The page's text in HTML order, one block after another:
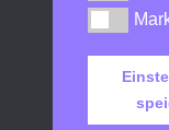
DO7SHN - Der
Marketing